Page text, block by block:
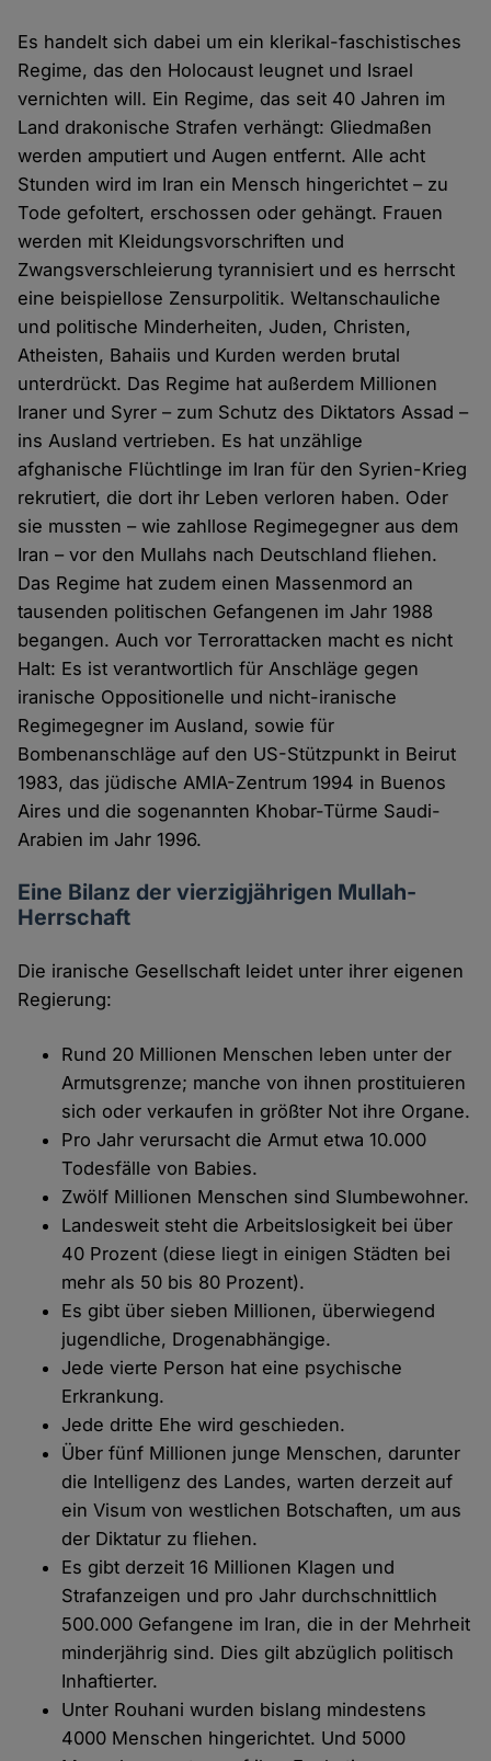
Es handelt sich dabei um ein klerikal-faschistisches
Regime, das den Holocaust leugnet und Israel
vernichten will. Ein Regime, das seit 40 Jahren im
Land drakonische Strafen verhängt: Gliedmaßen
werden amputiert und Augen entfernt. Alle acht
Stunden wird im Iran ein Mensch hingerichtet – zu
Tode gefoltert, erschossen oder gehängt. Frauen
werden mit Kleidungsvorschriften und
Zwangsverschleierung tyrannisiert und es herrscht
eine beispiellose Zensurpolitik. Weltanschauliche
und politische Minderheiten, Juden, Christen,
Atheisten, Bahaiis und Kurden werden brutal
unterdrückt. Das Regime hat außerdem Millionen
Iraner und Syrer – zum Schutz des Diktators Assad –
ins Ausland vertrieben. Es hat unzählige
afghanische Flüchtlinge im Iran für den Syrien-Krieg
rekrutiert, die dort ihr Leben verloren haben. Oder
sie mussten – wie zahllose Regimegegner aus dem
Iran – vor den Mullahs nach Deutschland fliehen.
Das Regime hat zudem einen Massenmord an
tausenden politischen Gefangenen im Jahr 1988
begangen. Auch vor Terrorattacken macht es nicht
Halt: Es ist verantwortlich für Anschläge gegen
iranische Oppositionelle und nicht-iranische
Regimegegner im Ausland, sowie für
Bombenanschläge auf den US-Stützpunkt in Beirut
1983, das jüdische AMIA-Zentrum 1994 in Buenos
Aires und die sogenannten Khobar-Türme Saudi-
Arabien im Jahr 1996.
Eine Bilanz der vierzigjährigen Mullah-
Herrschaft
Die iranische Gesellschaft leidet unter ihrer eigenen
Regierung:
Rund 20 Millionen Menschen leben unter der
Armutsgrenze; manche von ihnen prostituieren
sich oder verkaufen in größter Not ihre Organe.
Pro Jahr verursacht die Armut etwa 10.000
Todesfälle von Babies.
Zwölf Millionen Menschen sind Slumbewohner.
Landesweit steht die Arbeitslosigkeit bei über
40 Prozent (diese liegt in einigen Städten bei
mehr als 50 bis 80 Prozent).
Es gibt über sieben Millionen, überwiegend
jugendliche, Drogenabhängige.
Jede vierte Person hat eine psychische
Erkrankung.
Jede dritte Ehe wird geschieden.
Über fünf Millionen junge Menschen, darunter
die Intelligenz des Landes, warten derzeit auf
ein Visum von westlichen Botschaften, um aus
der Diktatur zu fliehen.
Es gibt derzeit 16 Millionen Klagen und
Strafanzeigen und pro Jahr durchschnittlich
500.000 Gefangene im Iran, die in der Mehrheit
minderjährig sind. Dies gilt abzüglich politisch
Inhaftierter.
Unter Rouhani wurden bislang mindestens
4000 Menschen hingerichtet. Und 5000